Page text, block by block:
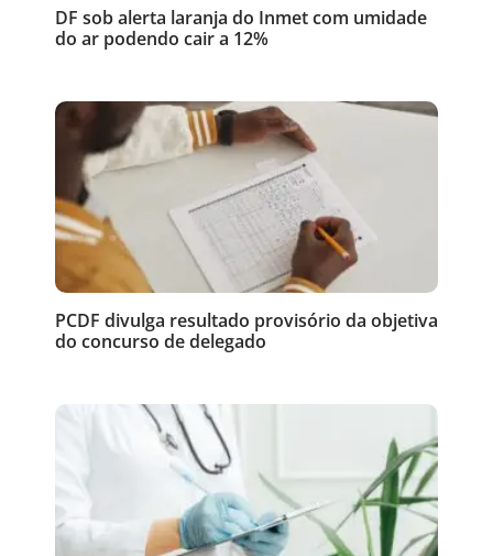
DF sob alerta laranja do Inmet com umidade
do ar podendo cair a 12%
PCDF divulga resultado provisório da objetiva
do concurso de delegado